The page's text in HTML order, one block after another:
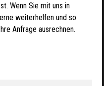
Wenn Sie mit uns in
weiterhelfen und so
Anfrage ausrechnen.